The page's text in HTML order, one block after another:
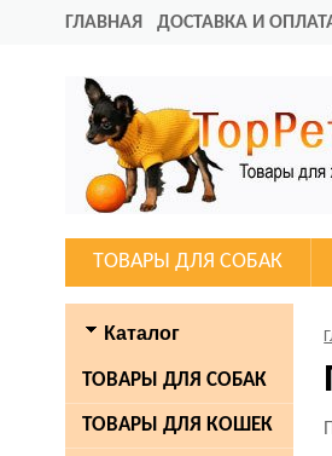
ГЛАВНАЯ ДОСТАВКА И
ТОВАРЫ ДЛЯ СОБАК
Каталог
ТОВАРЫ ДЛЯ СОБАК
ТОВАРЫ ДЛЯ КОШЕК